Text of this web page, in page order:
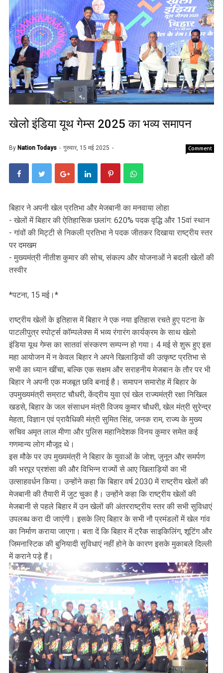
खेलो इंडिया यूथ गेम्स 2025 का भव्य समापन
By Nation Todays गुरुवार, 15 मई 2025 Comment
बिहार ने अपनी खेल प्रतिभा और मेजबानी का मनवाया लोहा
- खेलों में बिहार की ऐतिहासिक छलांग: 620% पदक वृद्धि और 15वां स्थान
- गांवों की मिट्टी से निकली प्रतिभा ने पदक जीतकर दिखाया राष्ट्रीय स्तर
पर दमखम
- मुख्यमंत्री नीतीश कुमार की सोच, संकल्‍प और योजनाओं ने बदली खेलों की
तस्वीर
*पटना, 15 मई।*
राष्ट्रीय खेलों के इतिहास में बिहार ने एक नया इतिहास रचते हुए पटना के
पाटलीपुत्र स्पोर्ट्स कॉम्पलेक्स में भव्य रंगारंग कार्यक्रम के साथ खेलो
इंडिया यूथ गेम्स का सातवां संस्करण सम्पन्न हो गया। 4 मई से शुरू हुए इस
महा आयोजन में न केवल बिहार ने अपने खिलाड़ियों की उत्कृष्ट प्रतिभा से
सभी का ध्यान खींचा, बल्कि एक सक्षम और सराहनीय मेजबान के तौर पर भी
बिहार ने अपनी एक मजबूत छवि बनाई है। समापन समारोह में बिहार के
उपमुख्यमंत्री सम्राट चौधरी, केंद्रीय युवा एवं खेल राज्यमंत्री रक्षा निखिल
खडसे, बिहार के जल संसाधन मंत्री विजय कुमार चौधरी, खेल मंत्री सुरेन्द्र
मेहता, विज्ञान एवं प्रावैधिकी मंत्री सुमित सिंह, जनक राम, राज्य के मुख्य
सचिव अमृत लाल मीणा और पुलिस महानिदेशक विनय कुमार समेत कई
गणमान्य लोग मौजूद थे।
इस मौके पर उप मुख्यमंत्री ने बिहार के युवाओं के जोश, जुनून और समर्पण
की भरपूर प्रशंसा की और विभिन्न राज्यों से आए खिलाड़ियों का भी
उत्साहवर्धन किया। उन्होंने कहा कि बिहार वर्ष 2030 में राष्ट्रीय खेलों की
मेजबानी की तैयारी में जुट चुका है। उन्होंने कहा कि राष्ट्रीय खेलों की
मेजबानी से पहले बिहार में उन खेलों की अंतरराष्ट्रीय स्तर की सभी सुविधाएं
उपलब्ध करा दी जाएंगी। इसके लिए बिहार के सभी नौ प्रमंडलों में खेल गांव
का निर्माण कराया जाएगा। बता दें कि बिहार में ट्रैक साइकिलिंग, शूटिंग और
जिमनास्टिक की बुनियादी सुविधाएं नहीं होने के कारण इसके मुकाबले दिल्ली
में कराने पड़े हैं।